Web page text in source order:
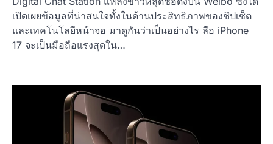
เปิดเผยข้อมูลที่น่าสนใจทั้งในด้านประสิทธิภาพของชิปเซ็ต
และเทคโนโลยีหน้าจอ มาดูกันว่าเป็นอย่างไร ลือ iPhone
17 จะเป็นมือถือแรงสุดใน…